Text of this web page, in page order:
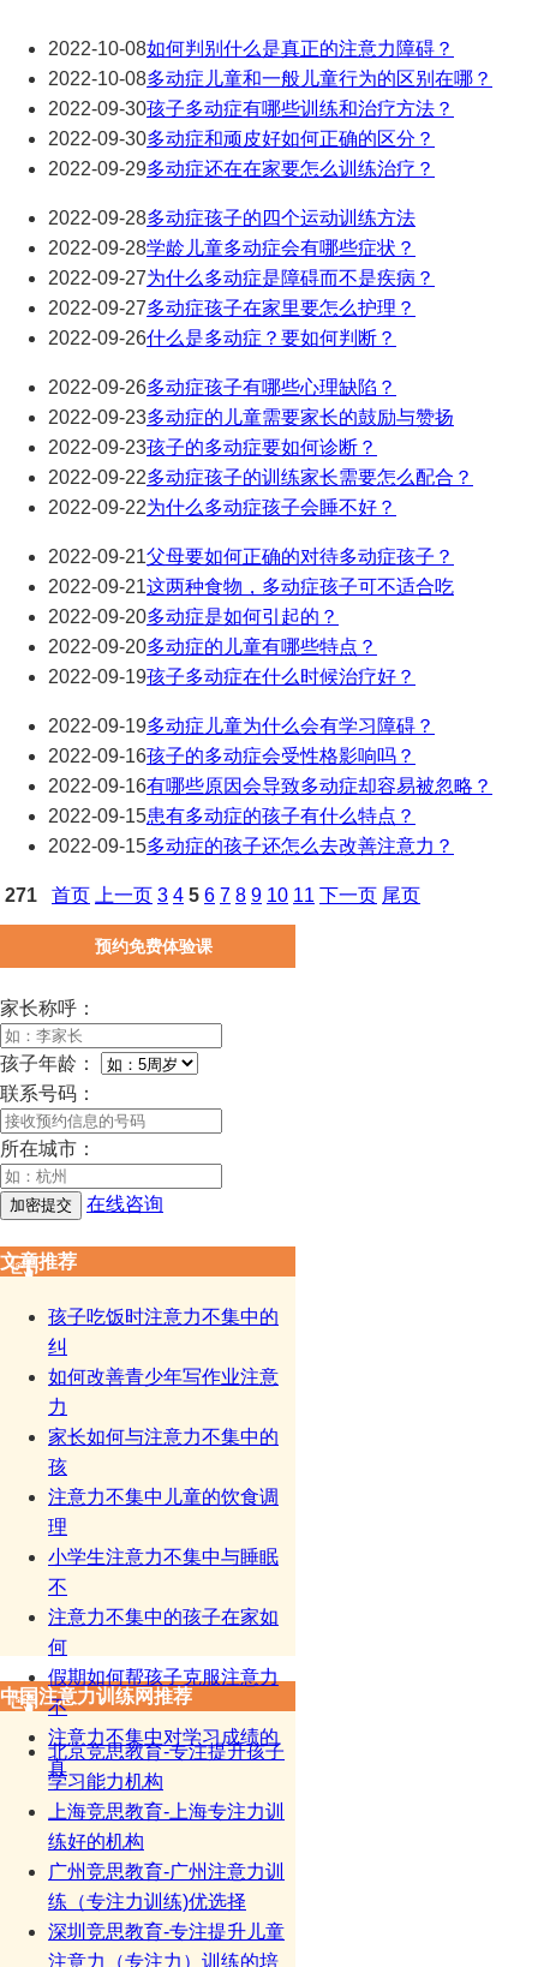
2022-10-08如何判别什么是真正的注意力障碍？
2022-10-08多动症儿童和一般儿童行为的区别在哪？
2022-09-30孩子多动症有哪些训练和治疗方法？
2022-09-30多动症和顽皮好如何正确的区分？
2022-09-29多动症还在在家要怎么训练治疗？
2022-09-28多动症孩子的四个运动训练方法
2022-09-28学龄儿童多动症会有哪些症状？
2022-09-27为什么多动症是障碍而不是疾病？
2022-09-27多动症孩子在家里要怎么护理？
2022-09-26什么是多动症？要如何判断？
2022-09-26多动症孩子有哪些心理缺陷？
2022-09-23多动症的儿童需要家长的鼓励与赞扬
2022-09-23孩子的多动症要如何诊断？
2022-09-22多动症孩子的训练家长需要怎么配合？
2022-09-22为什么多动症孩子会睡不好？
2022-09-21父母要如何正确的对待多动症孩子？
2022-09-21这两种食物，多动症孩子可不适合吃
2022-09-20多动症是如何引起的？
2022-09-20多动症的儿童有哪些特点？
2022-09-19孩子多动症在什么时候治疗好？
2022-09-19多动症儿童为什么会有学习障碍？
2022-09-16孩子的多动症会受性格影响吗？
2022-09-16有哪些原因会导致多动症却容易被忽略？
2022-09-15患有多动症的孩子有什么特点？
2022-09-15多动症的孩子还怎么去改善注意力？
271 首页 上一页 3 4 5 6 7 8 9 10 11 下一页 尾页
预约免费体验课
家长称呼：
孩子年龄：
联系号码：
所在城市：
在线咨询
文章推荐
孩子吃饭时注意力不集中的
纠
如何改善青少年写作业注意
力
家长如何与注意力不集中的
孩
注意力不集中儿童的饮食调
理
小学生注意力不集中与睡眠
不
注意力不集中的孩子在家如
何
假期如何帮孩子克服注意力
不
注意力不集中对学习成绩的
真
中国注意力训练网推荐
北京竞思教育-专注提升孩子
学习能力机构
上海竞思教育-上海专注力训
练好的机构
广州竞思教育-广州注意力训
练（专注力训练)优选择
深圳竞思教育-专注提升儿童
注意力（专注力）训练的培